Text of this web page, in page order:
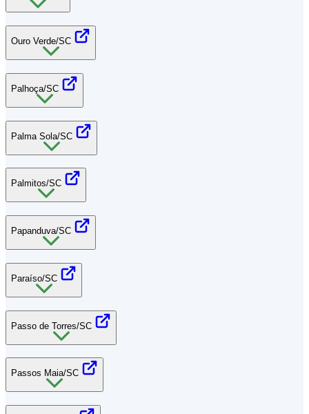
Ouro Verde/SC
Palhoça/SC
Palma Sola/SC
Palmitos/SC
Papanduva/SC
Paraíso/SC
Passo de Torres/SC
Passos Maia/SC